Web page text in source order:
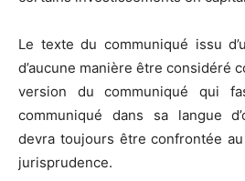
Le texte du communiqué issu
d’aucune manière être considéré
version du communiqué qui
communiqué dans sa langue
devra toujours être confrontée
jurisprudence.